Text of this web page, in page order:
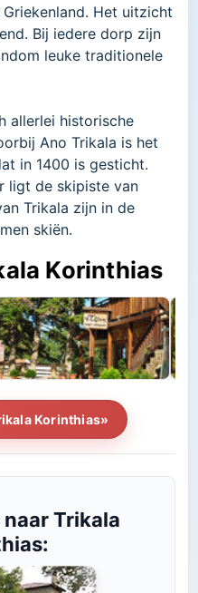
Het uitzicht
Bij iedere dorp zijn
leuke traditionele
allerlei historische
Ano Trikala is het
in 1400 is gesticht.
ligt de skipiste van
Trikala zijn in de
skiën.
Korinthias
Korinthias»
Trikala